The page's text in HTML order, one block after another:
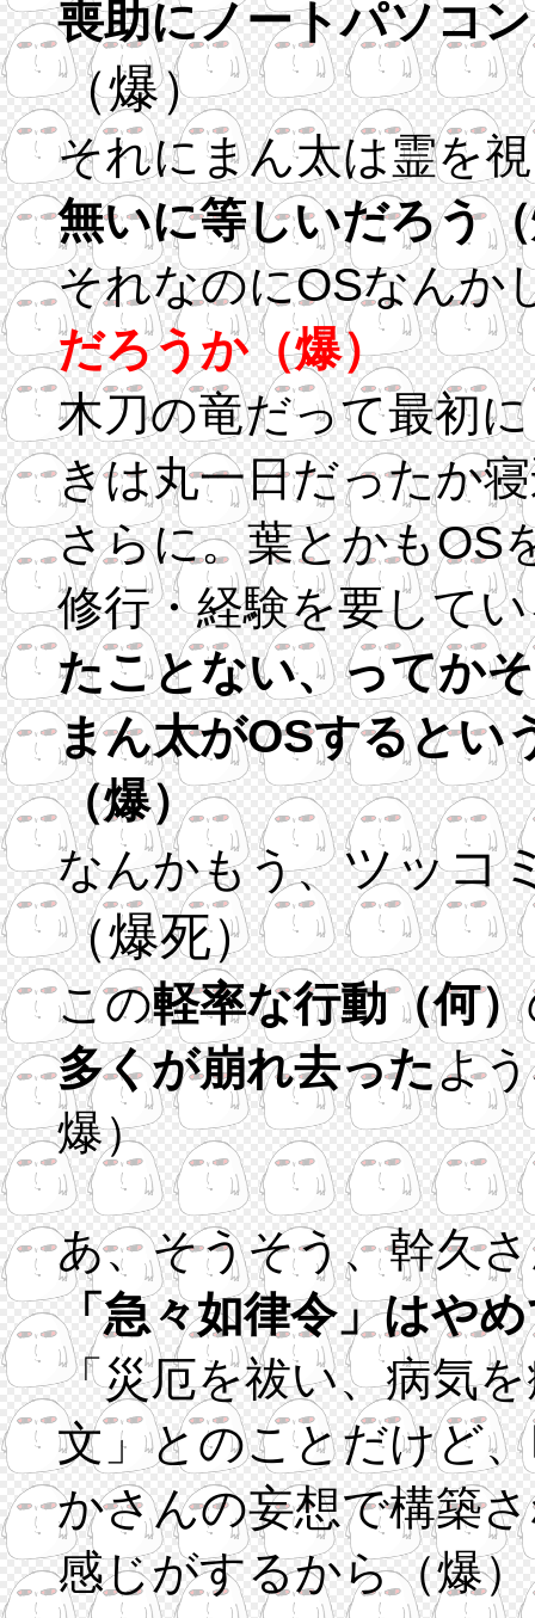
喪助にノートパソコン
（爆）
それにまん太は霊を
無いに等しいだろう
それなのにOSなんか
だろうか（爆）
木刀の竜だって最初
きは丸一日だったか
さらに。葉とかもOS
修行・経験を要して
たことない、ってか
まん太がOSするとい
（爆）
なんかもう、ツッコ
（爆死）
この軽率な行動（何）
多くが崩れ去ったよ
爆）
あ、そうそう、幹久
「急々如律令」はや
「災厄を祓い、病気
文」とのことだけど
かさんの妄想で構築
感じがするから（爆）